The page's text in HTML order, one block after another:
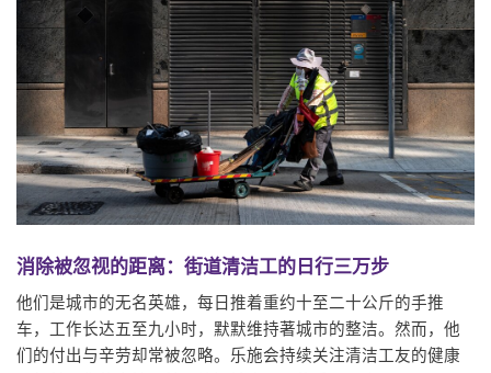
消除被忽视的距离：街道清洁工的日行三万步
他们是城市的无名英雄，每日推着重约十至二十公斤的手推
车，工作长达五至九小时，默默维持著城市的整洁。然而，他
们的付出与辛劳却常被忽略。乐施会持续关注清洁工友的健康